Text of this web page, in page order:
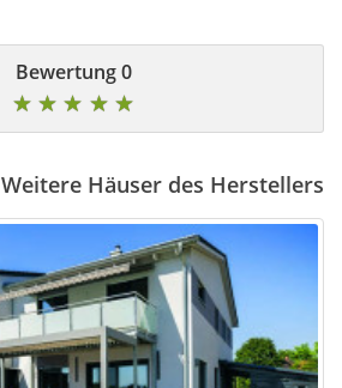
0 Bewertung
★
★
★
★
★
Weitere Häuser des Herstellers